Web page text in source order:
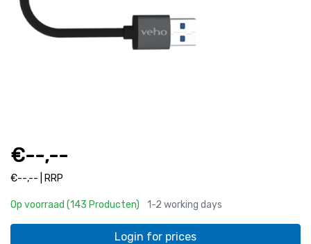
€--,--
€--,-- | RRP
Op voorraad (143 Producten) 1-2 working days
Login for prices